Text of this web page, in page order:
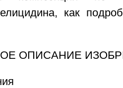
как
ОПИСАНИЕ